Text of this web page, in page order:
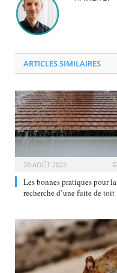
ARTICLES SIMILAIRES
20 AOÛT 2022
Les bonnes pratiques pour la
recherche d’une fuite de toit